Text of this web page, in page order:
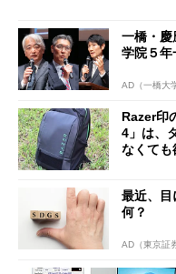
一橋・慶
学院５年
AD（一橋大
Razer印
4」は、
なくても
最近、目
何？
AD（東京証